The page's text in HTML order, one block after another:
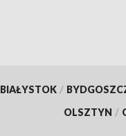
BIAŁYSTOK /
OLSZTYN /